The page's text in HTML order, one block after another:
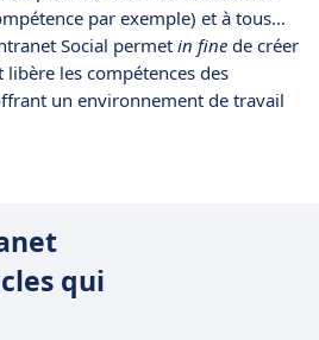
par exemple) et à tous
Social permet in fine de créer
les compétences des
un environnement de travail
qui